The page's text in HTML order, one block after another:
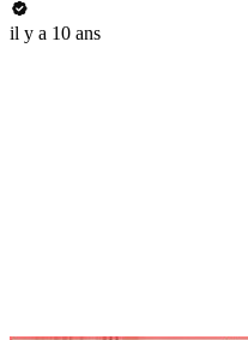
il y a 10 ans